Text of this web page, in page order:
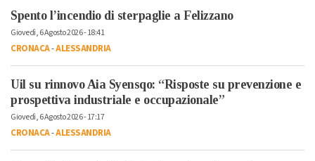
Spento l’incendio di sterpaglie a Felizzano
Giovedì, 6 Agosto 2026 - 18:41
CRONACA-ALESSANDRIA
Uil su rinnovo Aia Syensqo: “Risposte su prevenzione e
prospettiva industriale e occupazionale”
Giovedì, 6 Agosto 2026 - 17:17
CRONACA-ALESSANDRIA